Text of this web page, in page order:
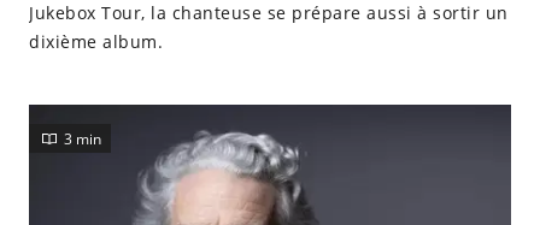
Jukebox Tour, la chanteuse se prépare aussi à sortir un
dixième album.
3 min